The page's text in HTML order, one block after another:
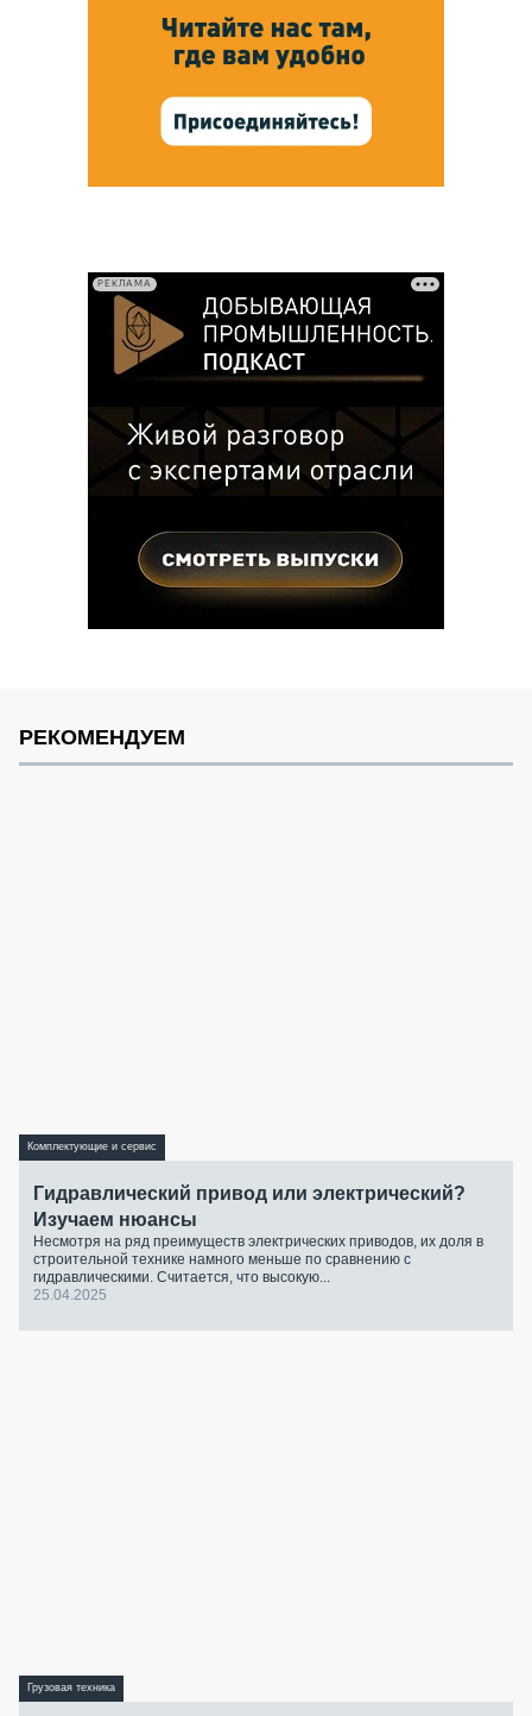
РЕКЛАМА
РЕКОМЕНДУЕМ
Комплектующие и сервис
Гидравлический привод или электрический?
Изучаем нюансы
Несмотря на ряд преимуществ электрических приводов, их доля в
строительной технике намного меньше по сравнению с
гидравлическими. Считается, что высокую...
25.04.2025
Грузовая техника